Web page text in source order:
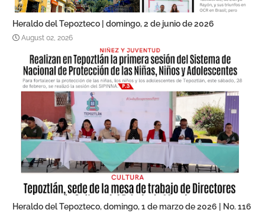
Heraldo del Tepozteco | domingo, 2 de junio de 2026
August 02, 2026
Heraldo del Tepozteco, domingo, 1 de marzo de 2026 | No. 116